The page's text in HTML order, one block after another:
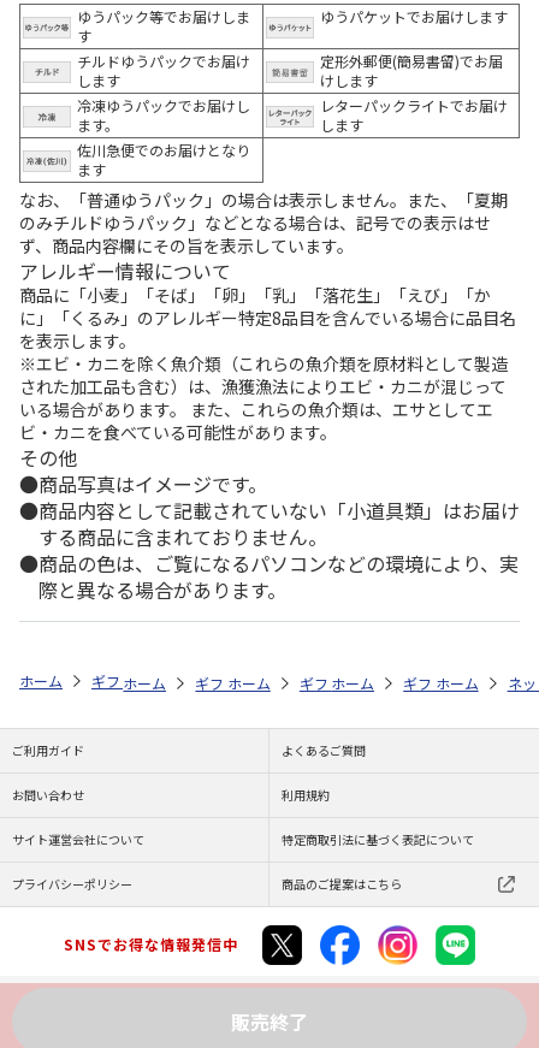
ゆうパック等でお届けしま
す
ゆうパケットでお届けします
チルドゆうパックでお届け
します
定形外郵便(簡易書留)でお届
けします
冷凍ゆうパックでお届けし
ます。
レターパックライトでお届け
します
佐川急便でのお届けとなり
ます
なお、「普通ゆうパック」の場合は表示しません。また、「夏期
のみチルドゆうパック」などとなる場合は、記号での表示はせ
ず、商品内容欄にその旨を表示しています。
アレルギー情報について
商品に「小麦」「そば」「卵」「乳」「落花生」「えび」「か
に」「くるみ」のアレルギー特定8品目を含んでいる場合に品目名
を表示します。
※エビ・カニを除く魚介類（これらの魚介類を原材料として製造
された加工品も含む）は、漁獲漁法によりエビ・カニが混じって
いる場合があります。 また、これらの魚介類は、エサとしてエ
ビ・カニを食べている可能性があります。
その他
商品写真はイメージです。
商品内容として記載されていない「小道具類」はお届け
する商品に含まれておりません。
商品の色は、ご覧になるパソコンなどの環境により、実
際と異なる場合があります。
販売終了
ホーム ギフトストア お中元・夏ギフト特集 2026 お菓子・スイーツ
ホーム ギフトストア お中元・夏ギフト特集 2026
ホーム ギフトストア お中元・夏ギフト
ホーム ギフトストア お
ホーム ネ
ご利用ガイド よくあるご質問
お問い合わせ 利用規約
サイト運営会社について 特定商取引法に基づく表記について
プライバシーポリシー 商品のご提案はこちら
SNSでお得な情報発信中